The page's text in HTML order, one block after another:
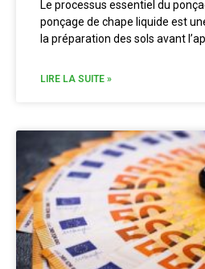
Le processus essentiel du
ponçage de chape liquide est
la préparation des sols avant
LIRE LA SUITE »